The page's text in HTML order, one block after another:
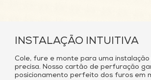
INSTALAÇÃO INTUITIVA
Cole, fure e monte para uma
precisa. Nosso cartão de perfuração
posicionamento perfeito dos furos em